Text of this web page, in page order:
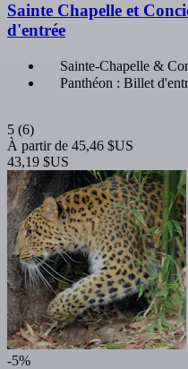
Sainte Chapelle et
d'entrée
Sainte-Chapelle &
Panthéon : Billet
5 (6)
À partir de 45,46 $US
43,19 $US
-5%